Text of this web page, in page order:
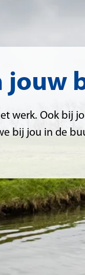
jouw
werk. Ook bij
bij jou in de